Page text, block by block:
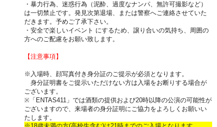
・暴力行為、迷惑行為（泥酔、過度なナンパ、無許可撮影など）
は一切禁止です。発見次第退場、または警察へご連絡させていた
だきます。予めご了承下さい。
・安全で楽しいイベント にするため、譲り合いの気持ち、周囲の
方へのご配慮をお願い致します。
【注意事項】
※入場時、顔写真付き身分証のご提示が必須となります。
身分証明書をご提示いただけない方は入場をお断りする場合が
ございます。
※「ENTAS411」では酒類の提供および20時以降の公演の可能性が
ございますので、来場者の身分証明にご協力をよろしくお願いい
たします。